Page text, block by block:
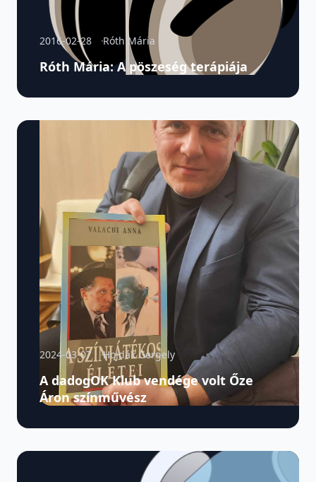
2016-02-28 Róth Mária
Róth Mária: A pöszeség terápiája
2024-03-07 Hojdák Gergely
A dadogOK Klub vendége volt Őze
Áron színművész